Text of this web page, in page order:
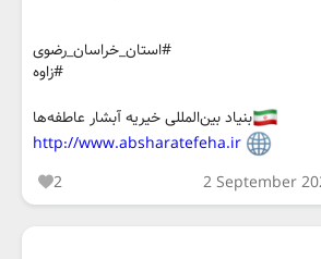
#استان_خراسان_رضوی
#زاوه
بنیاد بین‌المللی خیریه آبشار عاطفه‌ها
http://www.absharatefeha.ir
2
2 September